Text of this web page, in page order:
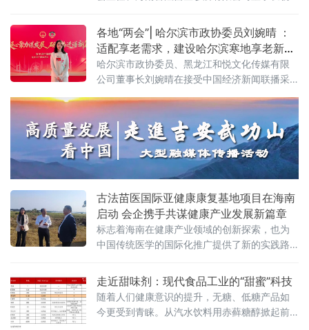
程”为核心主题，通过政策解读、成果发布、爱
各地“两会”| 哈尔滨市政协委员刘婉晴 ：
适配享老需求，建设哈尔滨寒地享老新模
式
哈尔滨市政协委员、黑龙江和悦文化传媒有限
公司董事长刘婉晴在接受中国经济新闻联播采
型，适配享老需求建设哈尔滨寒地享老新模式
的建议。
古法苗医国际亚健康康复基地项目在海南
启动 会企携手共谋健康产业发展新篇章
标志着海南在健康产业领域的创新探索，也为
中国传统医学的国际化推广提供了新的实践路
具有国际影响力的健康康复示范基地。
走近甜味剂：现代食品工业的“甜蜜”科技
随着人们健康意识的提升，无糖、低糖产品如
今更受到青睐。从汽水饮料用赤藓糖醇掀起前